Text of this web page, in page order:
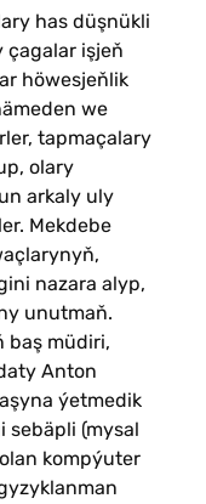
has düşnükli
çagalar işjeň
höwesjeňlik
we
tapmaçalary
olary
arkaly uly
Mekdebe
nazara alyp,
unutmaň.
baş müdiri,
Anton
ýetmedik
(mysal
kompýuter